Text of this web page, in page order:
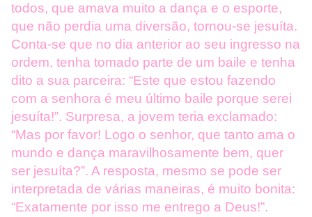
todos, que amava muito a dança e o esporte,
que não perdia uma diversão, tornou-se jesuíta.
Conta-se que no dia anterior ao seu ingresso na
ordem, tenha tomado parte de um baile e tenha
dito a sua parceira: “Este que estou fazendo
com a senhora é meu último baile porque serei
jesuíta!”. Surpresa, a jovem teria exclamado:
“Mas por favor! Logo o senhor, que tanto ama o
mundo e dança maravilhosamente bem, quer
ser jesuíta?”. A resposta, mesmo se pode ser
interpretada de várias maneiras, é muito bonita:
“Exatamente por isso me entrego a Deus!”.